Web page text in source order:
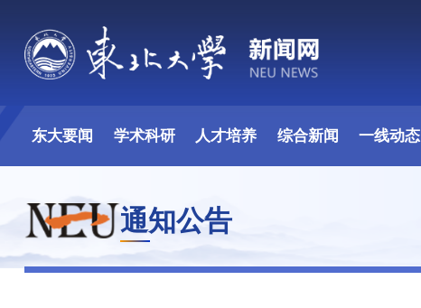
东大要闻 学术科研 人才培养 综合新闻 一线动态
通知公告